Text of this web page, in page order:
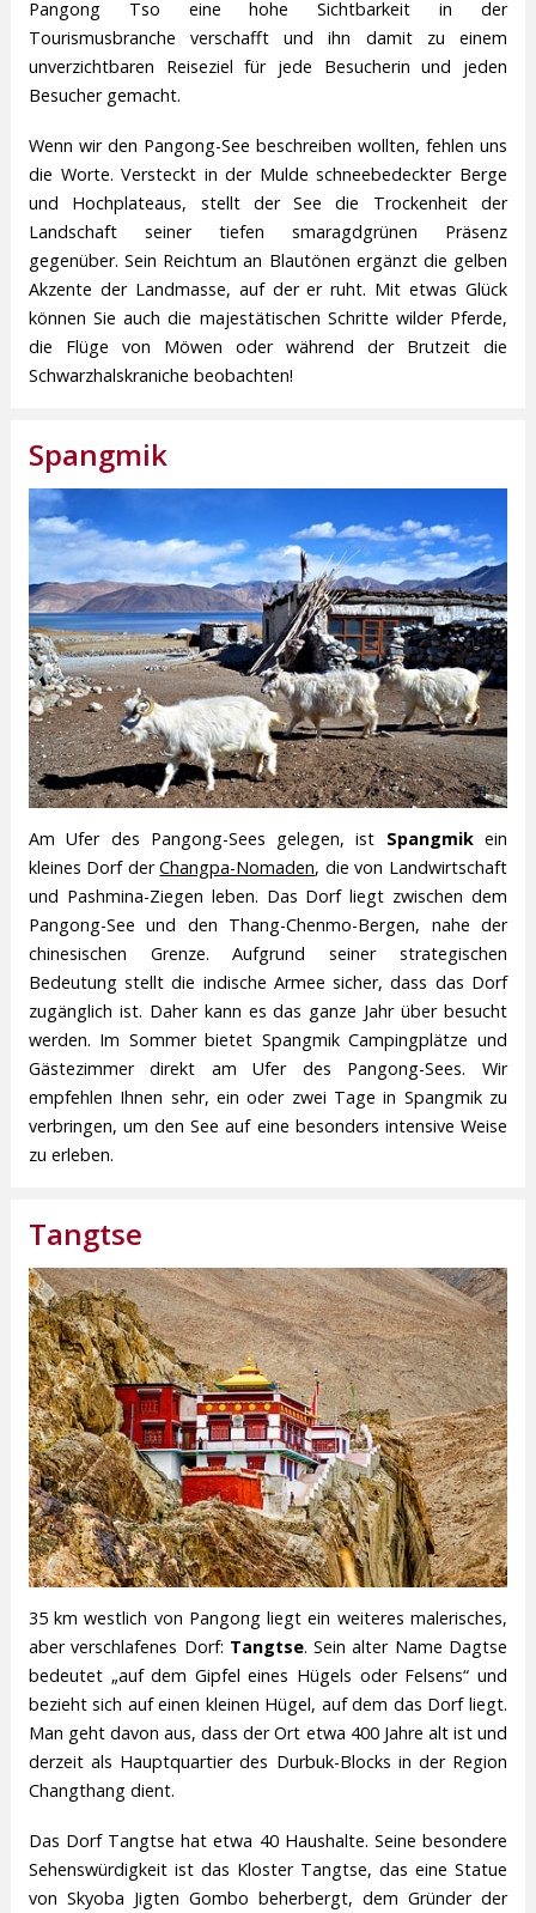
Pangong Tso eine hohe Sichtbarkeit in der
Tourismusbranche verschafft und ihn damit zu einem
unverzichtbaren Reiseziel für jede Besucherin und jeden
Besucher gemacht.
Wenn wir den Pangong-See beschreiben wollten, fehlen uns
die Worte. Versteckt in der Mulde schneebedeckter Berge
und Hochplateaus, stellt der See die Trockenheit der
Landschaft seiner tiefen smaragdgrünen Präsenz
gegenüber. Sein Reichtum an Blautönen ergänzt die gelben
Akzente der Landmasse, auf der er ruht. Mit etwas Glück
können Sie auch die majestätischen Schritte wilder Pferde,
die Flüge von Möwen oder während der Brutzeit die
Schwarzhalskraniche beobachten!
Spangmik
Am Ufer des Pangong-Sees gelegen, ist Spangmikein
kleines Dorf derChangpa-Nomaden, die von Landwirtschaft
und Pashmina-Ziegen leben. Das Dorf liegt zwischen dem
Pangong-See und den Thang-Chenmo-Bergen, nahe der
chinesischen Grenze. Aufgrund seiner strategischen
Bedeutung stellt die indische Armee sicher, dass das Dorf
zugänglich ist. Daher kann es das ganze Jahr über besucht
werden. Im Sommer bietet Spangmik Campingplätze und
Gästezimmer direkt am Ufer des Pangong-Sees. Wir
empfehlen Ihnen sehr, ein oder zwei Tage in Spangmik zu
verbringen, um den See auf eine besonders intensive Weise
zu erleben.
Tangtse
35 km westlich von Pangong liegt ein weiteres malerisches,
aber verschlafenes Dorf: Tangtse. Sein alter Name Dagtse
bedeutet „auf dem Gipfel eines Hügels oder Felsens“ und
bezieht sich auf einen kleinen Hügel, auf dem das Dorf liegt.
Man geht davon aus, dass der Ort etwa 400 Jahre alt ist und
derzeit als Hauptquartier des Durbuk-Blocks in der Region
Changthang dient.
Das Dorf Tangtse hat etwa 40 Haushalte. Seine besondere
Sehenswürdigkeit ist das Kloster Tangtse, das eine Statue
von Skyoba Jigten Gombo beherbergt, dem Gründer der